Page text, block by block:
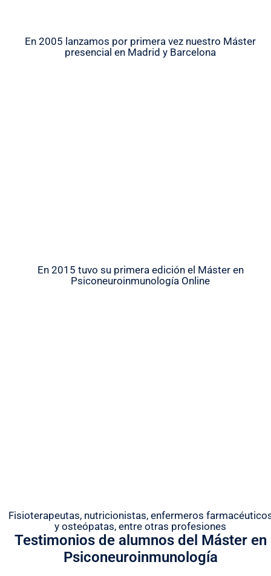
En 2005 lanzamos por primera vez nuestro Máster
presencial en Madrid y Barcelona
En 2015 tuvo su primera edición el Máster en
Psiconeuroinmunología Online
Fisioterapeutas, nutricionistas, enfermeros
y osteópatas, entre otras profesiones
Testimonios de alumnos del Máster en
Psiconeuroinmunología